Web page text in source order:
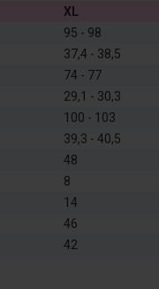
XL
95 - 98
37,4 - 38,5
74 - 77
29,1 - 30,3
100 - 103
39,3 - 40,5
48
8
14
46
42